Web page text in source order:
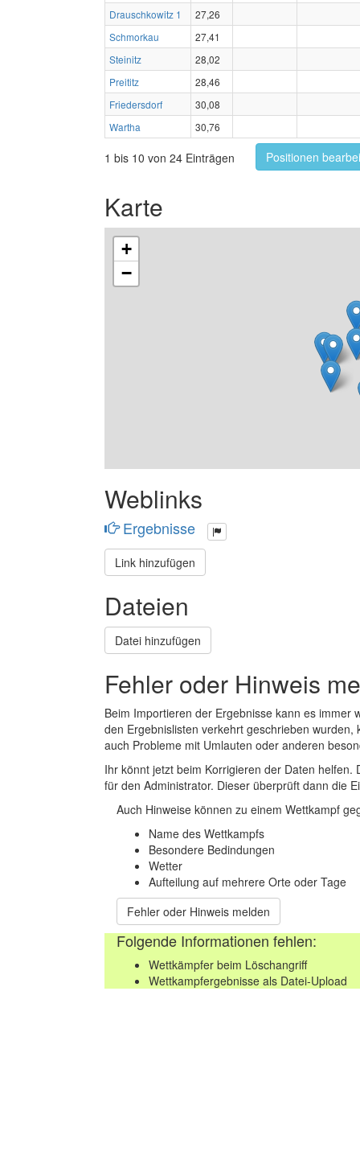
Drauschkowitz 1
27,26
Schmorkau
27,41
Steinitz
28,02
Preititz
28,46
Friedersdorf
30,08
Wartha
30,76
1 bis 10 von 24 Einträgen Positionen
Karte
+
−
Weblinks
Ergebnisse
Link hinzufügen
Dateien
Datei hinzufügen
Fehler oder Hinweis
Beim Importieren der Ergebnisse kann es
den Ergebnislisten verkehrt geschrieben
auch Probleme mit Umlauten oder anderen
Ihr könnt jetzt beim Korrigieren der Daten
für den Administrator. Dieser überprüft dann die
Auch Hinweise können zu einem Wettkampf
Name des Wettkampfs
Besondere Bedindungen
Wetter
Aufteilung auf mehrere Orte oder Tage
Fehler oder Hinweis melden
Folgende Informationen fehlen:
Wettkämpfer beim Löschangriff
Wettkampfergebnisse als Datei-Upload